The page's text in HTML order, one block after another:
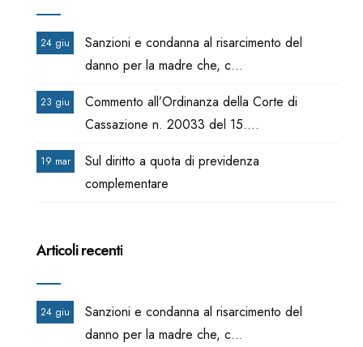
24 giu
Sanzioni e condanna al risarcimento del
danno per la madre che, c...
23 giu
Commento all’Ordinanza della Corte di
Cassazione n. 20033 del 15....
19 mar
Sul diritto a quota di previdenza
complementare
Articoli recenti
24 giu
Sanzioni e condanna al risarcimento del
danno per la madre che, c...